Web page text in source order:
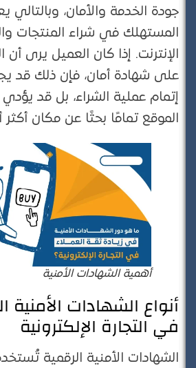
جودة الخدمة والأمان، وبالتالي
المستهلك في شراء المنتجات
الإنترنت. إذا كان العميل يرى أن
على شهادة أمان، فإن ذلك قد
إتمام عملية الشراء، بل قد يؤدي
الموقع تمامًا بحثًا عن مكان أكثر
أهمية الشهادات الأمنية
أنواع الشهادات الأمنية
في التجارة الإلكترونية
الشهادات الأمنية الرقمية